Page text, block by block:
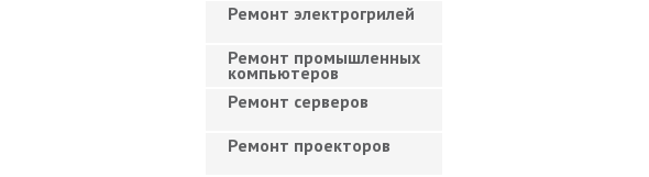
Ремонт электрогрилей
Ремонт промышленных
компьютеров
Ремонт серверов
Ремонт проекторов